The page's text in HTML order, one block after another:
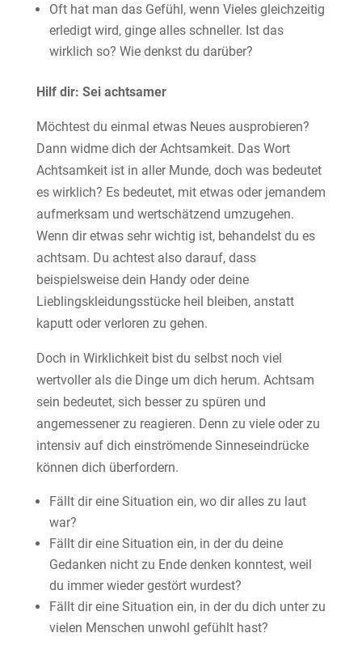
Oft hat man das Gefühl, wenn Vieles gleichzeitig
erledigt wird, ginge alles schneller. Ist das
wirklich so? Wie denkst du darüber?
Hilf dir: Sei achtsamer
Möchtest du einmal etwas Neues ausprobieren?
Dann widme dich der Achtsamkeit. Das Wort
Achtsamkeit ist in aller Munde, doch was bedeutet
es wirklich? Es bedeutet, mit etwas oder jemandem
aufmerksam und wertschätzend umzugehen.
Wenn dir etwas sehr wichtig ist, behandelst du es
achtsam. Du achtest also darauf, dass
beispielsweise dein Handy oder deine
Lieblingskleidungsstücke heil bleiben, anstatt
kaputt oder verloren zu gehen.
Doch in Wirklichkeit bist du selbst noch viel
wertvoller als die Dinge um dich herum. Achtsam
sein bedeutet, sich besser zu spüren und
angemessener zu reagieren. Denn zu viele oder zu
intensiv auf dich einströmende Sinneseindrücke
können dich überfordern.
Fällt dir eine Situation ein, wo dir alles zu laut
war?
Fällt dir eine Situation ein, in der du deine
Gedanken nicht zu Ende denken konntest, weil
du immer wieder gestört wurdest?
Fällt dir eine Situation ein, in der du dich unter zu
vielen Menschen unwohl gefühlt hast?